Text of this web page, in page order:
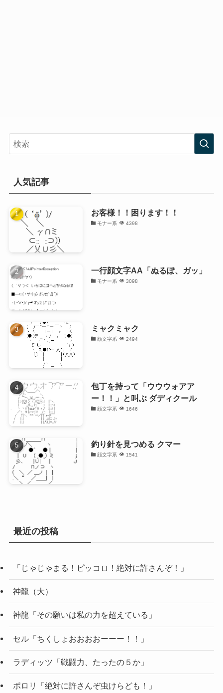
人気記事
お客様！！困ります！！
モナー系 4398
一行顔文字AA「ぬるぽ、ガッ」
モナー系 3098
ミャクミャク
顔文字系 2494
包丁を持って「ウウウォアア
ー！！」と叫ぶ ダディクール
顔文字系 1646
釣り針を見つめる クマー
顔文字系 1541
最近の投稿
「じゃじゃまる！ピッコロ！絶対に許さんぞ！」
神龍（大）
神龍「その願いは私の力を超えている」
セル「ちくしょおおおおーーー！！」
ラディッツ「戦闘力、たったの５か」
ポロリ「絶対に許さんぞ虫けらども！」